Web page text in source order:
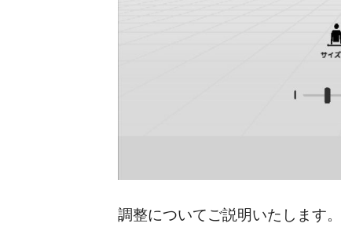
調整についてご説明いたします。